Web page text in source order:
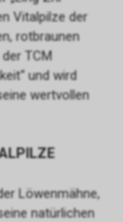
Vitalpilze der
rotbraunen
TCM
und wird
wertvollen
Löwenmähne,
natürlichen